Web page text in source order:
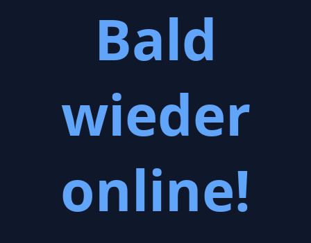
Bald
wieder
online!